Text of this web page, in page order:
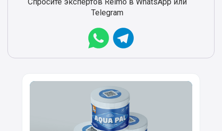
Telegram